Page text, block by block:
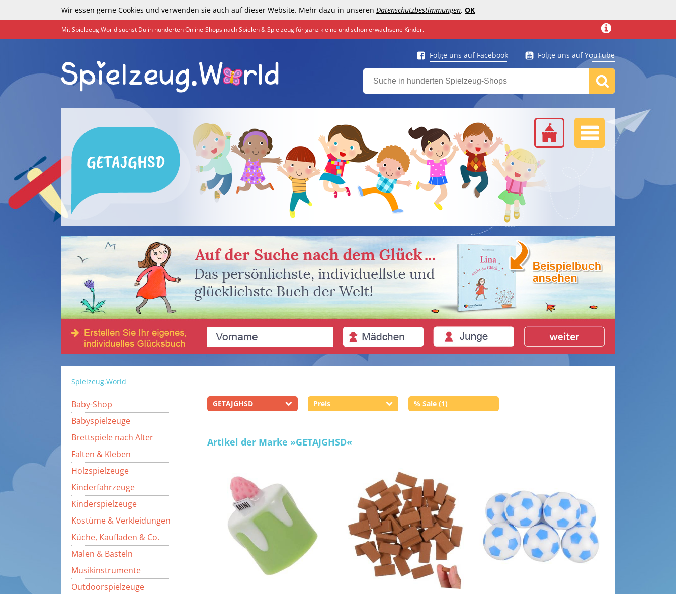
Wir essen gerne Cookies und verwenden sie auch auf dieser Website. Mehr dazu in unseren Datenschutzbestimmungen. OK
Mit Spielzeug.World suchst Du in hunderten Online-Shops nach Spielen & Spielzeug für ganz kleine und schon erwachsene Kinder.
Folge uns auf Facebook Folge uns auf YouTube
GETAJGHSD
Spielzeug.World
Baby-Shop
Babyspielzeuge
Brettspiele nach Alter
Falten & Kleben
Holzspielzeuge
Kinderfahrzeuge
Kinderspielzeuge
Kostüme & Verkleidungen
Küche, Kaufladen & Co.
Malen & Basteln
Musikinstrumente
Outdoorspielzeuge
GETAJGHSD Preis % Sale (1)
Artikel der Marke »GETAJGHSD«